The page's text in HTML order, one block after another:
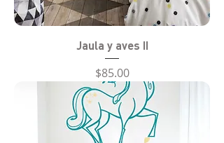
Jaula y aves II
Precio
$85.00